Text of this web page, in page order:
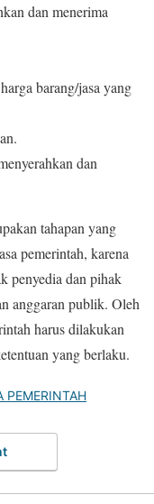
dan menerima
barang/jasa yang
dan
tahapan yang
pemerintah, karena
penyedia dan pihak
anggaran publik. Oleh
harus dilakukan
yang berlaku.
PEMERINTAH